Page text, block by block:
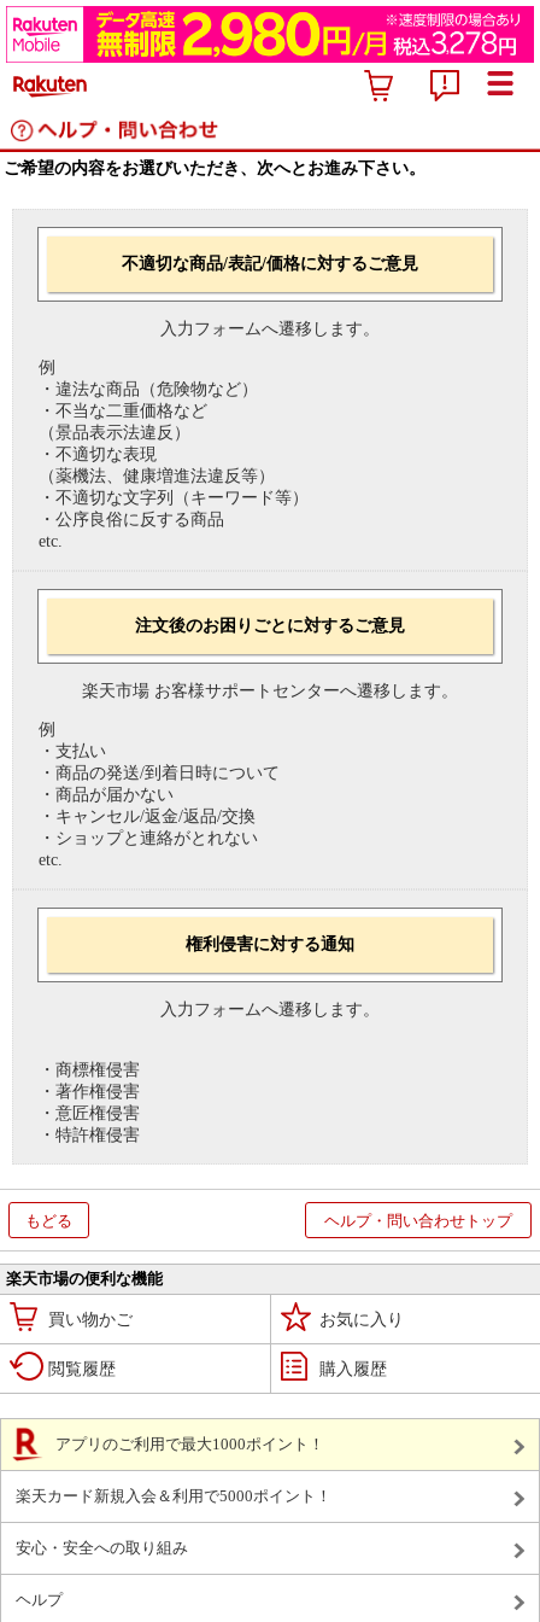
ご希望の内容をお選びいただき、次へとお進み下さい。
不適切な商品/表記/価格に対するご意見
入力フォームへ遷移します。
例
・違法な商品（危険物など）
・不当な二重価格など
（景品表示法違反）
・不適切な表現
（薬機法、健康増進法違反等）
・不適切な文字列（キーワード等）
・公序良俗に反する商品
etc.
注文後のお困りごとに対するご意見
楽天市場 お客様サポートセンターへ遷移します。
例
・支払い
・商品の発送/到着日時について
・商品が届かない
・キャンセル/返金/返品/交換
・ショップと連絡がとれない
etc.
権利侵害に対する通知
入力フォームへ遷移します。
・商標権侵害
・著作権侵害
・意匠権侵害
・特許権侵害
もどる ヘルプ・問い合わせトップ
楽天市場の便利な機能
買い物かご お気に入り
閲覧履歴 購入履歴
アプリのご利用で最大1000ポイント！
楽天カード新規入会＆利用で5000ポイント！
安心・安全への取り組み
ヘルプ